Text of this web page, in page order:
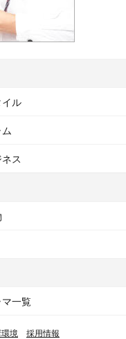
イル
ス
マ一覧
境 採用情報